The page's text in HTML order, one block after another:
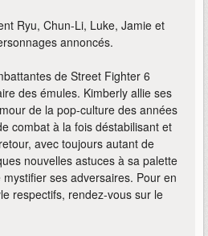
Ryu, Chun-Li, Luke, Jamie et
annoncés.
de Street Fighter 6
des émules. Kimberly allie ses
de la pop-culture des années
combat à la fois déstabilisant et
avec toujours autant de
nouvelles astuces à sa palette
ses adversaires. Pour en
respectifs, rendez-vous sur le